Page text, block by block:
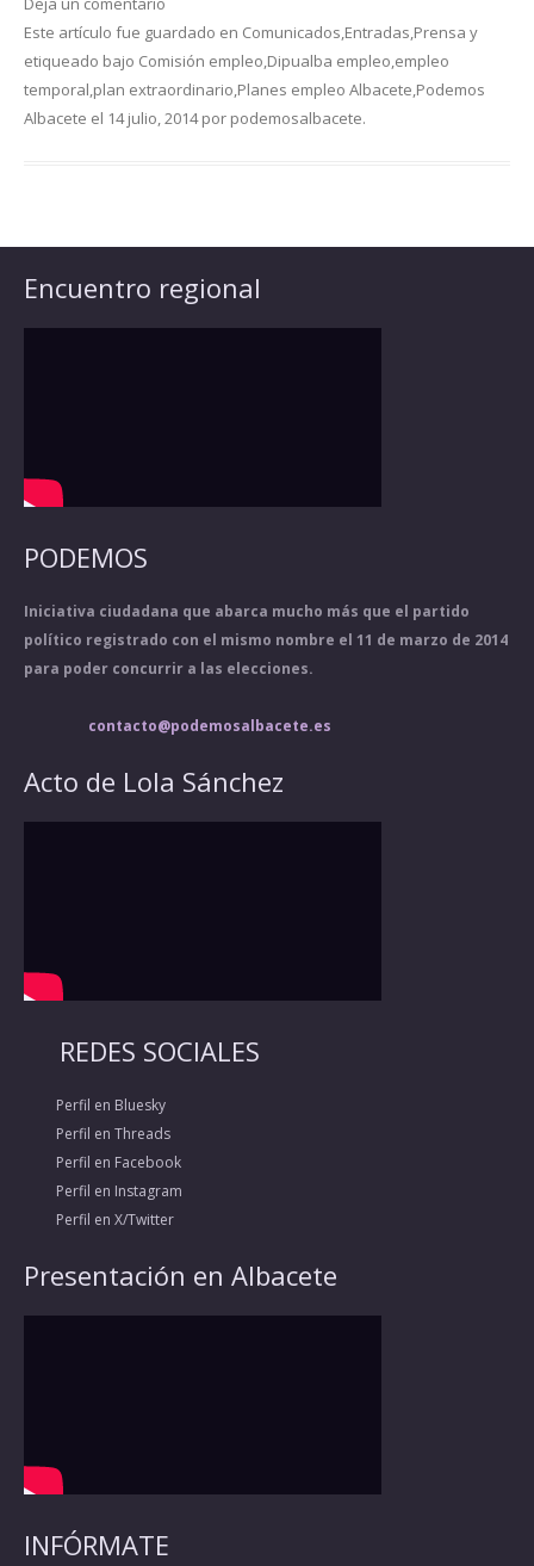
Este artículo fue guardado en Comunicados,Entradas,Prensa y
etiqueado bajo Comisión empleo,Dipualba empleo,empleo
temporal,plan extraordinario,Planes empleo Albacete,Podemos
Albacete el 14 julio, 2014por podemosalbacete.
Encuentro regional
PODEMOS
Iniciativa ciudadana que abarca mucho más que el partido
político registrado con el mismo nombre el 11 de marzo de 2014
para poder concurrir a las elecciones.
contacto@podemosalbacete.es
Acto de Lola Sánchez
REDES SOCIALES
Perfil en Bluesky
Perfil en Threads
Perfil en Facebook
Perfil en Instagram
Perfil en X/Twitter
Presentación en Albacete
INFÓRMATE